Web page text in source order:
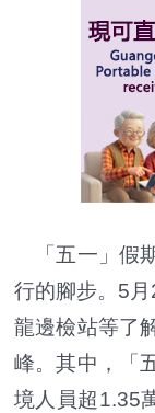
「五一」假
行的腳步。5
龍邊檢站等了
峰。其中，「
境人員超1.35